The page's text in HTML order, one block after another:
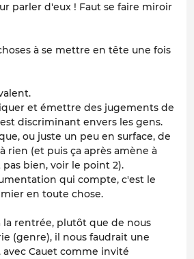
parler d'eux ! Faut se faire miroir
à se mettre en tête une fois
et émettre des jugements de
discriminant envers les gens.
ou juste un peu en surface, de
rien (et puis ça après amène à
bien, voir le point 2).
qui compte, c'est le
en toute chose.
la rentrée, plutôt que de nous
(genre), il nous faudrait une
avec Cauet comme invité